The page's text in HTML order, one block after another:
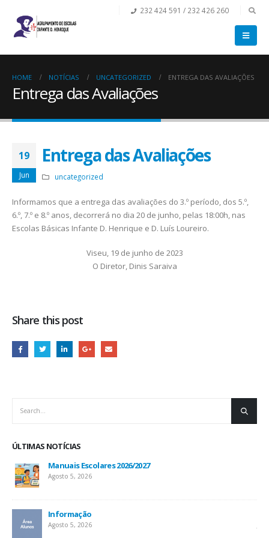
232 424 591 / 232 426 260
HOME NOTÍCIAS UNCATEGORIZED ENTREGA DAS AVALIAÇÕES
Entrega das Avaliações
19
Jun
Entrega das Avaliações
uncategorized
Informamos que a entrega das avaliações do 3.º período, dos 5.º,
6.º, 7.º e 8.º anos, decorrerá no dia 20 de junho, pelas 18:00h, nas
Escolas Básicas Infante D. Henrique e D. Luís Loureiro.
Viseu, 19 de junho de 2023
O Diretor, Dinis Saraiva
Share this post
ÚLTIMAS NOTÍCIAS
Manuais Escolares 2026/2027
Agosto 5, 2026
Informação
Agosto 5, 2026